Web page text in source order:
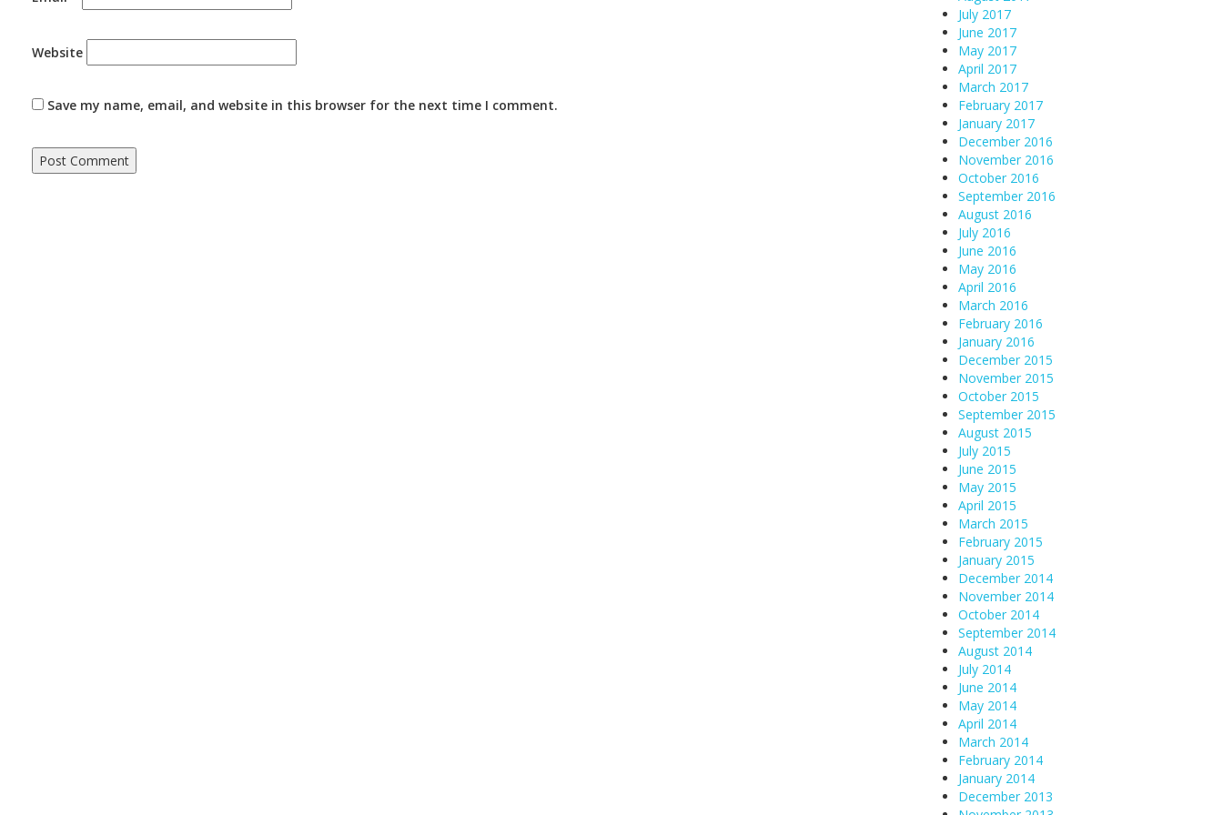
Website
Save my name, email, and website in this browser for the next time I comment.
July 2017
June 2017
May 2017
April 2017
March 2017
February 2017
January 2017
December 2016
November 2016
October 2016
September 2016
August 2016
July 2016
June 2016
May 2016
April 2016
March 2016
February 2016
January 2016
December 2015
November 2015
October 2015
September 2015
August 2015
July 2015
June 2015
May 2015
April 2015
March 2015
February 2015
January 2015
December 2014
November 2014
October 2014
September 2014
August 2014
July 2014
June 2014
May 2014
April 2014
March 2014
February 2014
January 2014
December 2013